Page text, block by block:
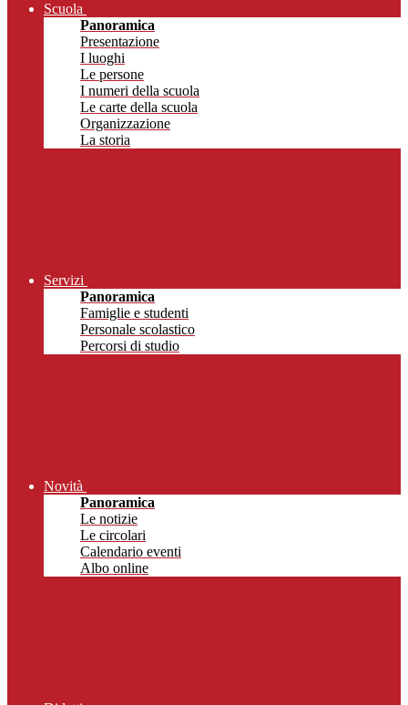
Scuola
Panoramica
Presentazione
I luoghi
Le persone
I numeri della scuola
Le carte della scuola
Organizzazione
La storia
Servizi
Panoramica
Famiglie e studenti
Personale scolastico
Percorsi di studio
Novità
Panoramica
Le notizie
Le circolari
Calendario eventi
Albo online